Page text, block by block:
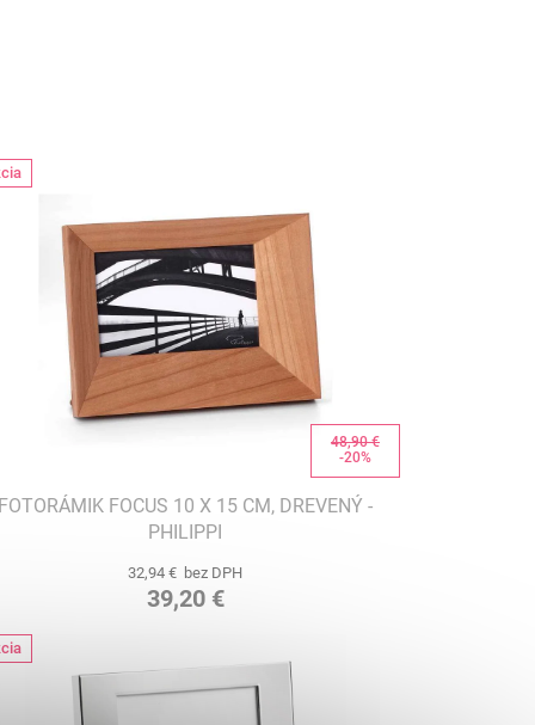
48,90 €
-20%
FOTORÁMIK FOCUS 10 X 15 CM, DREVENÝ -
PHILIPPI
32,94 € bez DPH
39,20 €